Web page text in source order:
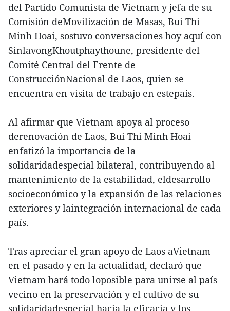
del Partido Comunista de Vietnam y jefa de su
Comisión deMovilización de Masas, Bui Thi
Minh Hoai, sostuvo conversaciones hoy aquí con
SinlavongKhoutphaythoune, presidente del
Comité Central del Frente de
ConstrucciónNacional de Laos, quien se
encuentra en visita de trabajo en estepaís.
Al afirmar que Vietnam apoya al proceso
derenovación de Laos, Bui Thi Minh Hoai
enfatizó la importancia de la
solidaridadespecial bilateral, contribuyendo al
mantenimiento de la estabilidad, eldesarrollo
socioeconómico y la expansión de las relaciones
exteriores y laintegración internacional de cada
país.
Tras apreciar el gran apoyo de Laos aVietnam
en el pasado y en la actualidad, declaró que
Vietnam hará todo loposible para unirse al país
vecino en la preservación y el cultivo de su